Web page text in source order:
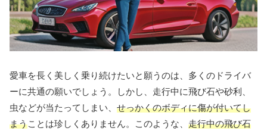
愛車を長く美しく乗り続けたいと願うのは、多くのドライバ
ーに共通の願いでしょう。しかし、走行中に飛び石や砂利、
虫などが当たってしまい、 せっかくのボディに傷が付いてし
まうことは珍しくありません。このような、 走行中の飛び石